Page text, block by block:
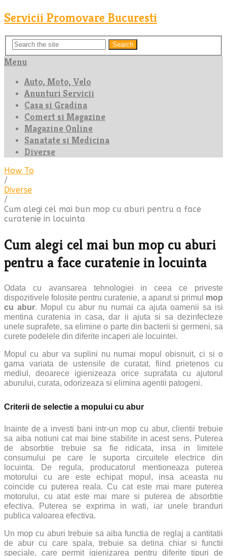
Servicii Promovare Bucuresti
Search
Menu
Auto, Moto, Velo
Anunturi Servicii
Casa si Gradina
Comert si Magazine
Magazine Online
Sanatate si Medicina
Diverse
How To
/
Diverse
/
Cum alegi cel mai bun mop cu aburi pentru a face
curatenie in locuinta
Cum alegi cel mai bun mop cu aburi
pentru a face curatenie in locuinta
Odata cu avansarea tehnologiei in ceea ce priveste
dispozitivele folosite pentru curatenie, a aparut si primul mop
cu abur. Mopul cu abur nu numai ca ajuta oamenii sa isi
mentina curatenia in casa, dar ii ajuta si sa dezinfecteze
unele suprafete, sa elimine o parte din bacterii si germeni, sa
curete podelele din diferite incaperi ale locuintei.
Mopul cu abur va suplini nu numai mopul obisnuit, ci si o
gama variata de ustensile de curatat, fiind prietenos cu
mediul, deoarece igienizeaza orice suprafata cu ajutorul
aburului, curata, odorizeaza si elimina agentii patogeni.
Criterii de selectie a mopului cu abur
Inainte de a investi bani intr-un mop cu abur, clientii trebuie
sa aiba notiuni cat mai bine stabilite in acest sens. Puterea
de absorbtie trebuie sa fie ridicata, insa in limitele
consumului pe care le suporta circuitele electrice din
locuinta. De regula, producatorul mentioneaza puterea
motorului cu are este echipat mopul, insa aceasta nu
coincide cu puterea reala. Cu cat este mai mare puterea
motorului, cu atat este mai mare si puterea de absorbtie
efectiva. Puterea se exprima in wati, iar unele branduri
publica valoarea efectiva.
Un mop cu aburi trebuie sa aiba functia de reglaj a cantitatii
de abur cu care spala, trebuie sa detina chiar si functii
speciale, care permit igienizarea pentru diferite tipuri de